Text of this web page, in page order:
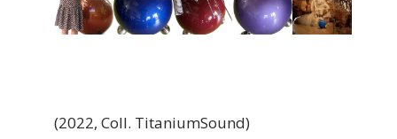
(2022, Coll. TitaniumSound)